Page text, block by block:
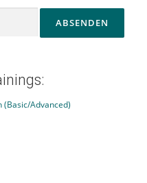
Advanced)